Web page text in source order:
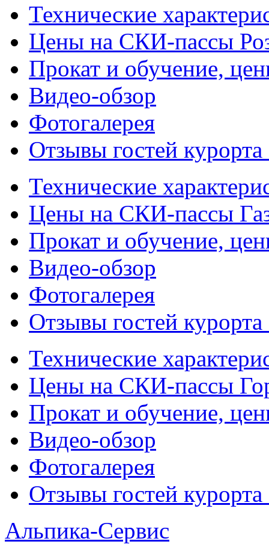
Технические
Цены на СКИ-пассы
Прокат и обучение,
Видео-обзор
Фотогалерея
Отзывы гостей
Технические
Цены на СКИ-пассы
Прокат и обучение,
Видео-обзор
Фотогалерея
Отзывы гостей
Технические
Цены на СКИ-пассы
Прокат и обучение,
Видео-обзор
Фотогалерея
Отзывы гостей
Альпика-Сервис